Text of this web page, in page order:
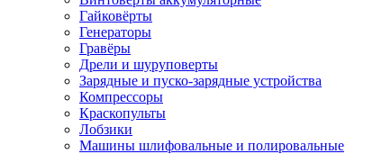
Гайковёрты
Генераторы
Гравёры
Дрели и шуруповерты
Зарядные и пуско-зарядные устройства
Компрессоры
Краскопульты
Лобзики
Машины шлифовальные и полировальные